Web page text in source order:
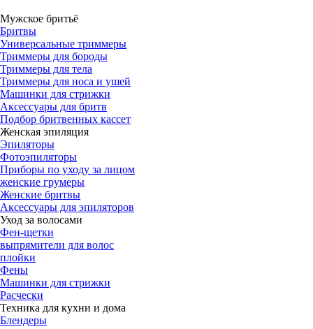
Мужское бритьё
Бритвы
Универсальные триммеры
Триммеры для бороды
Триммеры для тела
Триммеры для носа и ушей
Машинки для стрижки
Аксессуары для бритв
Подбор бритвенных кассет
Женская эпиляция
Эпиляторы
Фотоэпиляторы
Приборы по уходу за лицом
женские грумеры
Женские бритвы
Аксессуары для эпиляторов
Уход за волосами
Фен-щетки
выпрямители для волос
плойки
Фены
Машинки для стрижки
Расчески
Техника для кухни и дома
Блендеры